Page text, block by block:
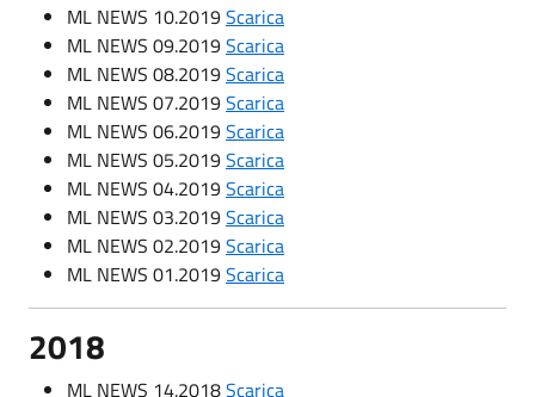
ML NEWS 10.2019Scarica
ML NEWS 09.2019Scarica
ML NEWS 08.2019Scarica
ML NEWS 07.2019Scarica
ML NEWS 06.2019Scarica
ML NEWS 05.2019Scarica
ML NEWS 04.2019Scarica
ML NEWS 03.2019Scarica
ML NEWS 02.2019Scarica
ML NEWS 01.2019Scarica
2018
ML NEWS 14.2018Scarica